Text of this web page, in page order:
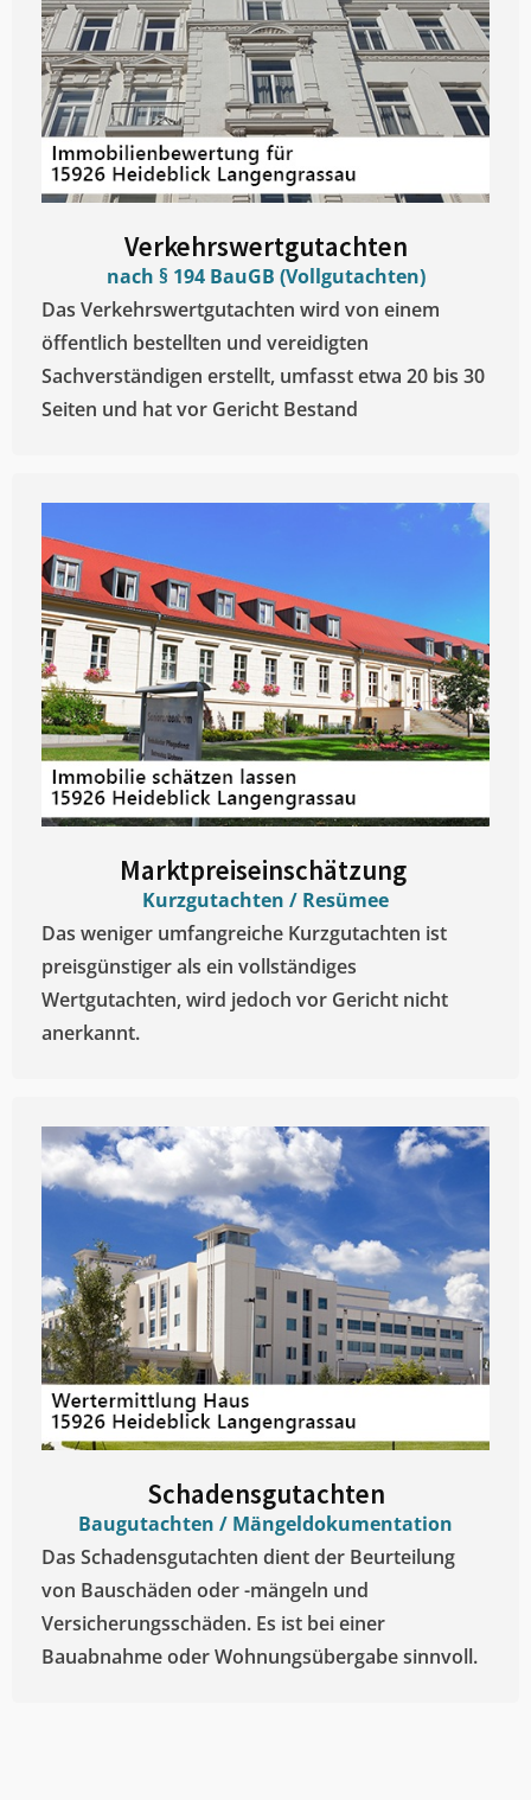
Verkehrswertgutachten
nach § 194 BauGB (Vollgutachten)
Das Verkehrswertgutachten wird von einem
öffentlich bestellten und vereidigten
Sachverständigen erstellt, umfasst etwa 20 bis 30
Seiten und hat vor Gericht Bestand
Marktpreiseinschätzung ​
Kurzgutachten / Resümee
Das weniger umfangreiche Kurzgutachten ist
preisgünstiger als ein vollständiges
Wertgutachten, wird jedoch vor Gericht nicht
anerkannt.
Schadensgutachten
Baugutachten / Mängeldokumentation
Das Schadensgutachten dient der Beurteilung
von Bauschäden oder -mängeln und
Versicherungsschäden. Es ist bei einer
Bauabnahme oder Wohnungsübergabe sinnvoll.